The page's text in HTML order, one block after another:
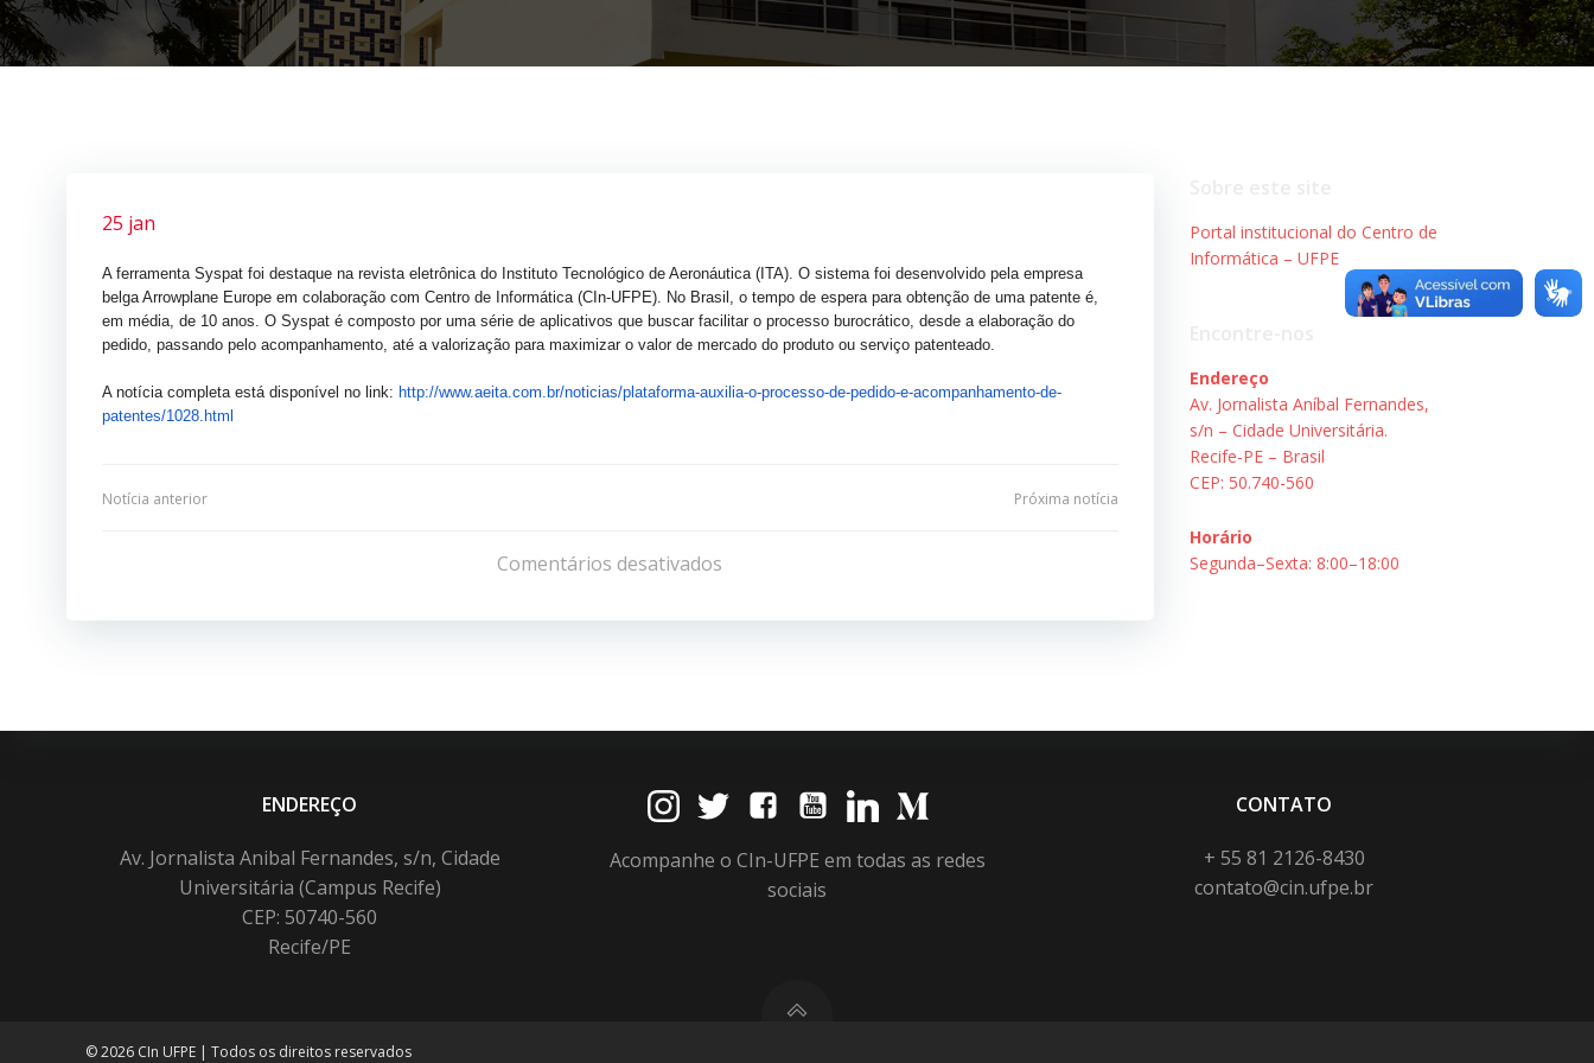
25 jan
A ferramenta Syspat foi destaque na revista eletrônica do Instituto Tecnológico de Aeronáutica (ITA). O sistema foi desenvolvido pela empresa
belga Arrowplane Europe em colaboração com Centro de Informática (CIn-UFPE). No Brasil, o tempo de espera para obtenção de uma patente é,
em média, de 10 anos. O Syspat é composto por uma série de aplicativos que buscar facilitar o processo burocrático, desde a elaboração do
pedido, passando pelo acompanhamento, até a valorização para maximizar o valor de mercado do produto ou serviço patenteado.
A notícia completa está disponível no link: http://www.aeita.com.br/noticias/plataforma-auxilia-o-processo-de-pedido-e-acompanhamento-de-
patentes/1028.html
Navegação
Post
Notícia anterior
de
Post
Próxima notícia
Comentários desativados
Portal institucional do Centro de
Informática – UFPE
Endereço
Av. Jornalista Aníbal Fernandes,
s/n – Cidade Universitária.
Recife-PE – Brasil
CEP: 50.740-560
Horário
Segunda–Sexta: 8:00–18:00
ENDEREÇO
Av. Jornalista Anibal Fernandes, s/n, Cidade
Universitária (Campus Recife)
CEP: 50740-560
Recife/PE
Acompanhe o CIn-UFPE em todas as redes
sociais
CONTATO
+ 55 81 2126-8430
contato@cin.ufpe.br
© 2026 CIn UFPE | Todos os direitos reservados